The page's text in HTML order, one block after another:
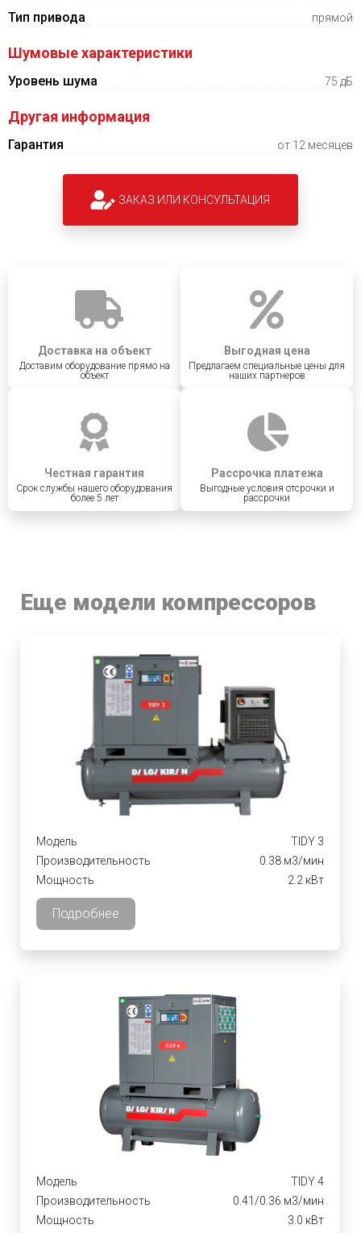
Тип привода прямой
Шумовые характеристики
Уровень шума 75 дБ
Другая информация
Гарантия от 12 месяцев
ЗАКАЗ ИЛИ КОНСУЛЬТАЦИЯ
Доставка на объект
Доставим оборудование прямо на
объект
Выгодная цена
Предлагаем специальные цены для
наших партнеров
Честная гарантия
Срок службы нашего оборудования
более 5 лет
Рассрочка платежа
Выгодные условия отсрочки и
рассрочки
Еще модели компрессоров
Модель
TIDY 3
Производительность
0.38 м3/мин
Мощность
2.2 кВт
Подробнее
Модель
TIDY 4
Производительность
0.41/0.36 м3/мин
Мощность
3.0 кВт